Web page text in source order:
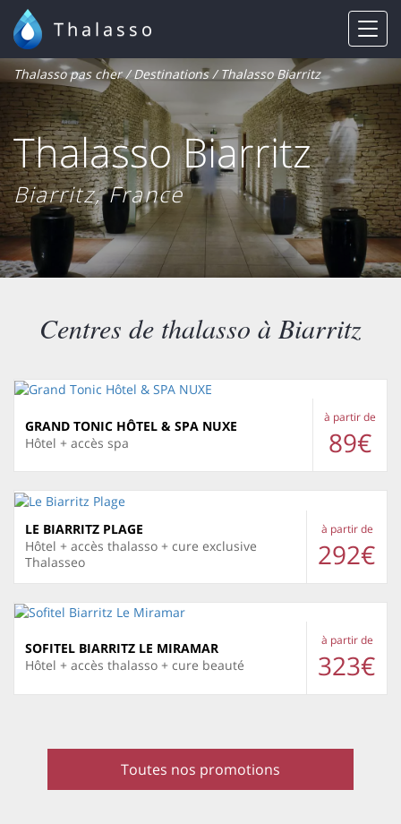
Thalasso
Thalasso Biarritz
Biarritz, France
Thalasso pas cher/Destinations/ Thalasso Biarritz
Centres de thalasso à Biarritz
GRAND TONIC HÔTEL & SPA NUXE
Hôtel + accès spa
à partir de
89€
LE BIARRITZ PLAGE
Hôtel + accès thalasso + cure exclusive
Thalasseo
à partir de
292€
SOFITEL BIARRITZ LE MIRAMAR
Hôtel + accès thalasso + cure beauté
à partir de
323€
Toutes nos promotions